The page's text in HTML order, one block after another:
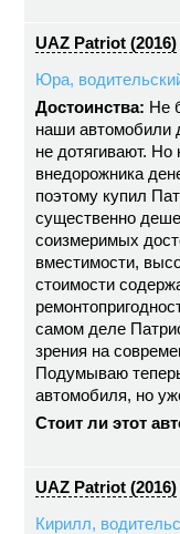
UAZ Patriot (2016)
Юра,
Достоинства: Не
наши автомобили
не дотягивают. Но
внедорожника
поэтому купил
существенно
соизмеримых
вместимости,
стоимости
самом деле
зрения на
Подумываю
автомобиля, но
Стоит ли этот
UAZ Patriot (2016)
Кирилл,